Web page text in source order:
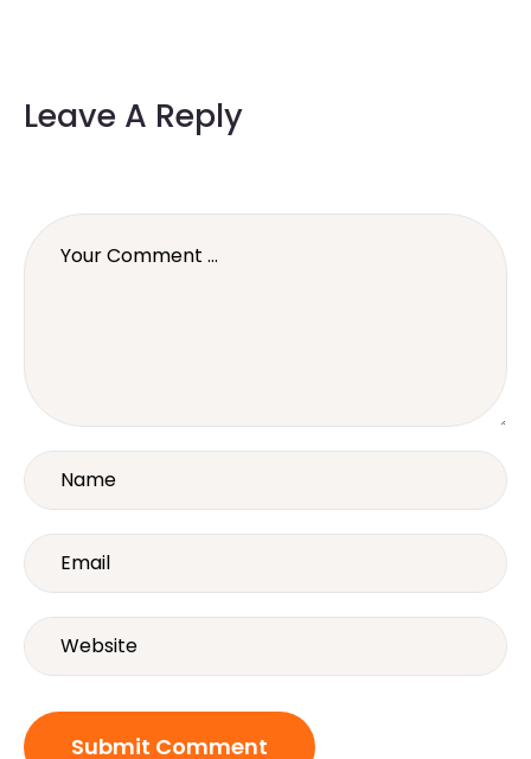
Leave A Reply